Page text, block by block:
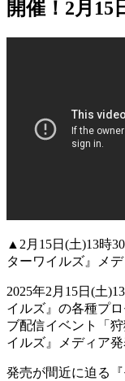
開催！2月15
▲2月15日(土)13時
ターワイルズ』メ
2025年2月15日(土
イルズ 』の各種プ
ブ配信イベント「
イルズ』メディア
発売が間近に迫る『